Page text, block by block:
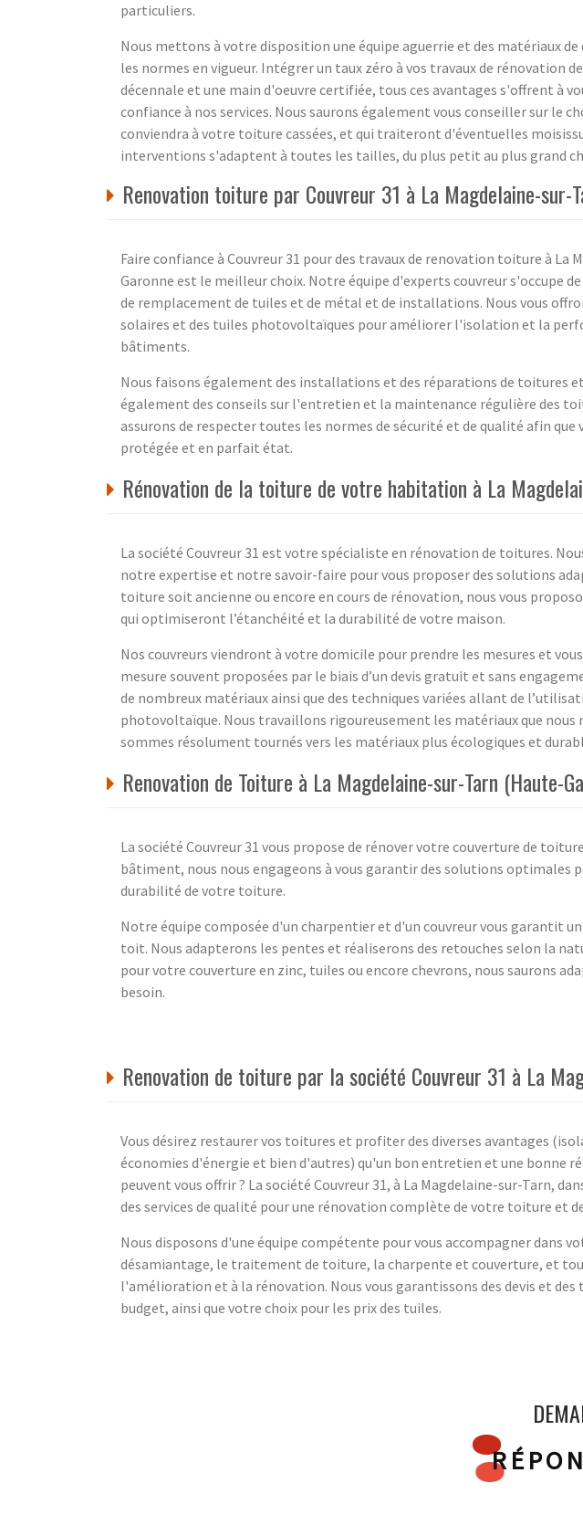
particuliers.
Nous mettons à votre disposition une équipe aguerrie et des matériaux
les normes en vigueur. Intégrer un taux zéro à vos travaux de rénovation
décennale et une main d'oeuvre certifiée, tous ces avantages s'offrent à
confiance à nos services. Nous saurons également vous conseiller sur le
conviendra à votre toiture cassées, et qui traiteront d'éventuelles
interventions s'adaptent à toutes les tailles, du plus petit au plus grand
Renovation toiture par Couvreur 31 à La Magdelaine-sur-
Faire confiance à Couvreur 31 pour des travaux de renovation toiture à La
Garonne est le meilleur choix. Notre équipe d'experts couvreur s'occupe
de remplacement de tuiles et de métal et de installations. Nous vous
solaires et des tuiles photovoltaïques pour améliorer l'isolation et la
bâtiments.
Nous faisons également des installations et des réparations de toitures
également des conseils sur l'entretien et la maintenance régulière des
assurons de respecter toutes les normes de sécurité et de qualité afin
protégée et en parfait état.
Rénovation de la toiture de votre habitation à La
La société Couvreur 31 est votre spécialiste en rénovation de toitures.
notre expertise et notre savoir-faire pour vous proposer des solutions
toiture soit ancienne ou encore en cours de rénovation, nous vous
qui optimiseront l’étanchéité et la durabilité de votre maison.
Nos couvreurs viendront à votre domicile pour prendre les mesures et
mesure souvent proposées par le biais d’un devis gratuit et sans
de nombreux matériaux ainsi que des techniques variées allant de
photovoltaïque. Nous travaillons rigoureusement les matériaux que nous
sommes résolument tournés vers les matériaux plus écologiques et
Renovation de Toiture à La Magdelaine-sur-Tarn (Haute-
La société Couvreur 31 vous propose de rénover votre couverture de
bâtiment, nous nous engageons à vous garantir des solutions optimales
durabilité de votre toiture.
Notre équipe composée d'un charpentier et d'un couvreur vous garantit
toit. Nous adapterons les pentes et réaliserons des retouches selon la
pour votre couverture en zinc, tuiles ou encore chevrons, nous saurons
besoin.
Renovation de toiture par la société Couvreur 31 à La
Vous désirez restaurer vos toitures et profiter des diverses avantages
économies d'énergie et bien d'autres) qu'un bon entretien et une bonne
peuvent vous offrir ? La société Couvreur 31, à La Magdelaine-sur-Tarn,
des services de qualité pour une rénovation complète de votre toiture et
Nous disposons d'une équipe compétente pour vous accompagner dans
désamiantage, le traitement de toiture, la charpente et couverture, et
l'amélioration et à la rénovation. Nous vous garantissons des devis et
budget, ainsi que votre choix pour les prix des tuiles.